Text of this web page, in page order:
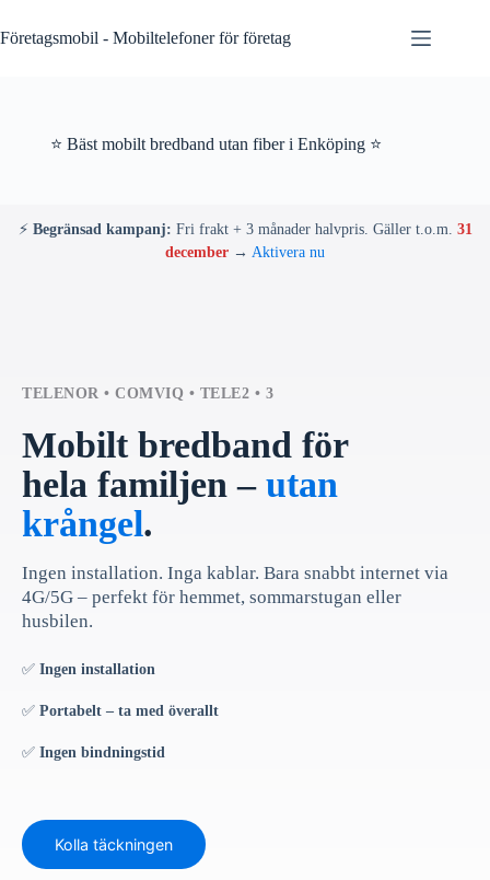
to
content
Företagsmobil - Mobiltelefoner för företag
⭐ Bäst mobilt bredband utan fiber i Enköping ⭐
⚡ Begränsad kampanj: Fri frakt + 3 månader halvpris. Gäller t.o.m. 31
december → Aktivera nu
TELENOR • COMVIQ • TELE2 • 3
Mobilt bredband för
hela familjen – utan
krångel.
Ingen installation. Inga kablar. Bara snabbt internet via
4G/5G – perfekt för hemmet, sommarstugan eller
husbilen.
✅ Ingen installation
✅ Portabelt – ta med överallt
✅ Ingen bindningstid
Kolla täckningen